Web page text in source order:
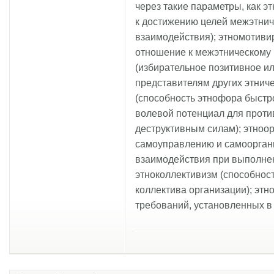
через такие параметры, как
к достижению целей
взаимодействия);
отношение к
(избирательное позитивное
представителям других
(способность этнофора
волевой потенциал для
деструктивным силам);
самоуправлению и
взаимодействия при
этноколлективизм
коллектива организации);
требований, установленных в